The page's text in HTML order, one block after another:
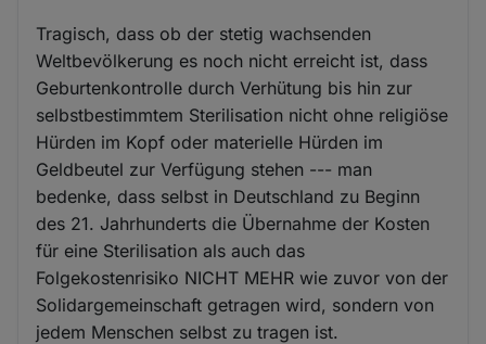
Tragisch, dass ob der stetig wachsenden
Weltbevölkerung es noch nicht erreicht ist, dass
Geburtenkontrolle durch Verhütung bis hin zur
selbstbestimmtem Sterilisation nicht ohne religiöse
Hürden im Kopf oder materielle Hürden im
Geldbeutel zur Verfügung stehen --- man
bedenke, dass selbst in Deutschland zu Beginn
des 21. Jahrhunderts die Übernahme der Kosten
für eine Sterilisation als auch das
Folgekostenrisiko NICHT MEHR wie zuvor von der
Solidargemeinschaft getragen wird, sondern von
jedem Menschen selbst zu tragen ist.